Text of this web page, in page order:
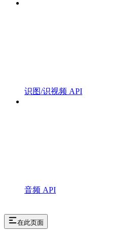
识图/识视频 API
音频 API
在此页面